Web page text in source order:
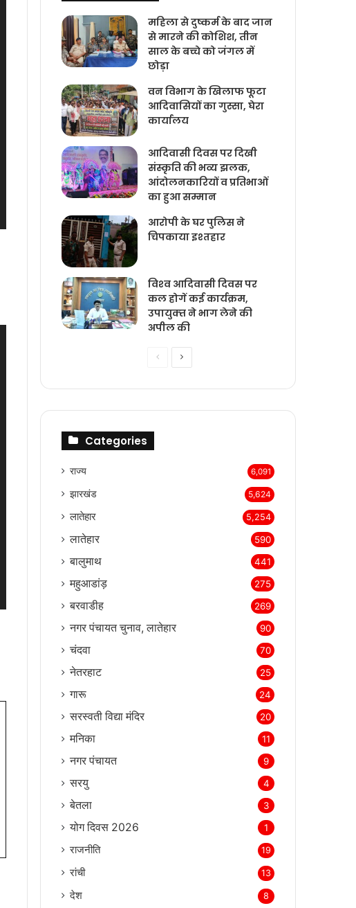
महिला से दुष्कर्म के बाद जान
से मारने की कोशिश, तीन
साल के बच्चे को जंगल में
छोड़ा
वन विभाग के खिलाफ फूटा
आदिवासियों का गुस्सा, घेरा
कार्यालय
आदिवासी दिवस पर दिखी
संस्कृति की भव्य झलक,
आंदोलनकारियों व प्रतिभाओं
का हुआ सम्मान
आरोपी के घर पुलिस ने
चिपकाया इश्तहार
विश्‍व आदिवासी दिवस पर
कल होगें कई कार्यक्रम,
उपायुक्‍त ने भाग लेने की
अपील की
PreviousNext
Categories
राज्‍य 6,091
झारखंड 5,624
लातेहार 5,254
लातेहार 590
बालुमाथ 441
महुआडांड़ 275
बरवाडीह 269
नगर पंचायत चुनाव, लातेहार 90
चंदवा 70
नेतरहाट 25
गारू 24
सरस्‍वती विद्या मंदिर 20
मनिका 11
नगर पंचायत 9
सरयु 4
बेतला 3
योग दिवस 2026 1
राजनीति 19
रांची 13
देश 8